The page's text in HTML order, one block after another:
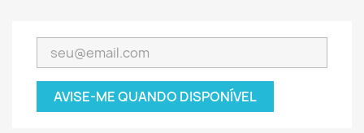
AVISE-ME QUANDO DISPONÍVEL